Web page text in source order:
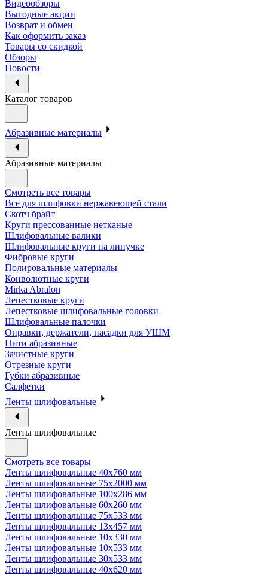
Видеообзоры
Выгодные акции
Возврат и обмен
Как оформить заказ
Товары со скидкой
Обзоры
Новости
Каталог товаров
Абразивные материалы
Абразивные материалы
Смотреть все товары
Все для шлифовки нержавеющей стали
Скотч брайт
Круги прессованные нетканые
Шлифовальные валики
Шлифовальные круги на липучке
Фибровые круги
Полировальные материалы
Конволютные круги
Mirka Abralon
Лепестковые круги
Лепестковые шлифовальные головки
Шлифовальные палочки
Оправки, держатели, насадки для УШМ
Нити абразивные
Зачистные круги
Отрезные круги
Губки абразивные
Салфетки
Ленты шлифовальные
Ленты шлифовальные
Смотреть все товары
Ленты шлифовальные 40х760 мм
Ленты шлифовальные 75х2000 мм
Ленты шлифовальные 100х286 мм
Ленты шлифовальные 60х260 мм
Ленты шлифовальные 75х533 мм
Ленты шлифовальные 13х457 мм
Ленты шлифовальные 10х330 мм
Ленты шлифовальные 10х533 мм
Ленты шлифовальные 30х533 мм
Ленты шлифовальные 40х620 мм